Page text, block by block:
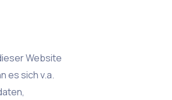
Website
es sich v.a.